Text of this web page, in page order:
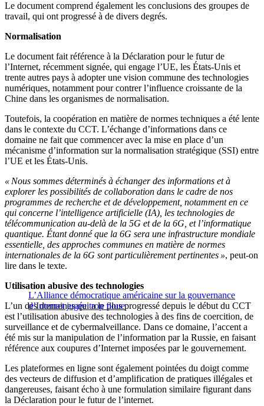
Le document comprend également les conclusions des groupes de
travail, qui ont progressé à de divers degrés.
Normalisation
Le document fait référence à la Déclaration pour le futur de
l’Internet, récemment signée, qui engage l’UE, les États-Unis et
trente autres pays à adopter une vision commune des technologies
numériques, notamment pour contrer l’influence croissante de la
Chine dans les organismes de normalisation.
Toutefois, la coopération en matière de normes techniques a été lente
dans le contexte du CCT. L’échange d’informations dans ce
domaine ne fait que commencer avec la mise en place d’un
mécanisme d’information sur la normalisation stratégique (SSI) entre
l’UE et les États-Unis.
« Nous sommes déterminés à échanger des informations et à
explorer les possibilités de collaboration dans le cadre de nos
programmes de recherche et de développement, notamment en ce
qui concerne l’intelligence artificielle (IA), les technologies de
télécommunication au-delà de la 5G et de la 6G, et l’informatique
quantique. Étant donné que la 6G sera une infrastructure mondiale
essentielle, des approches communes en matière de normes
internationales de la 6G sont particulièrement pertinentes », peut-on
lire dans le texte.
L’Alliance démocratique américaine sur la gouvernance
d’Internet jugée trop floue
Utilisation abusive des technologies
L’un des domaines qui a le plus progressé depuis le début du CCT
est l’utilisation abusive des technologies à des fins de coercition, de
surveillance et de cybermalveillance. Dans ce domaine, l’accent a
été mis sur la manipulation de l’information par la Russie, en faisant
référence aux coupures d’Internet imposées par le gouvernement.
Les plateformes en ligne sont également pointées du doigt comme
des vecteurs de diffusion et d’amplification de pratiques illégales et
dangereuses, faisant écho à une formulation similaire figurant dans
la Déclaration pour le futur de l’internet.